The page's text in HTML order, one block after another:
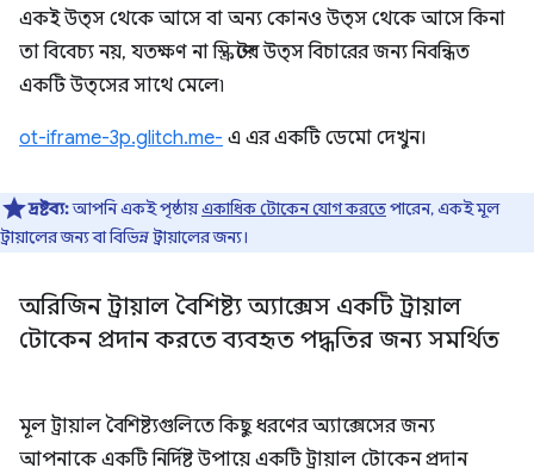
একই উত্স থেকে আসে বা অন্য কোনও উত্স থেকে আসে কিনা
তা বিবেচ্য নয়, যতক্ষণ না স্ক্রিপ্টের উত্স বিচারের জন্য নিবন্ধিত
একটি উত্সের সাথে মেলে৷
ot-iframe-3p.glitch.me- এ এর একটি ডেমো দেখুন।
দ্রষ্টব্য:আপনি একই পৃষ্ঠায়একাধিক টোকেন যোগ করতেপারেন, একই মূল
ট্রায়ালের জন্য বা বিভিন্ন ট্রায়ালের জন্য।
অরিজিন ট্রায়াল বৈশিষ্ট্য অ্যাক্সেস একটি ট্রায়াল
টোকেন প্রদান করতে ব্যবহৃত পদ্ধতির জন্য সমর্থিত
মূল ট্রায়াল বৈশিষ্ট্যগুলিতে কিছু ধরণের অ্যাক্সেসের জন্য
আপনাকে একটি নির্দিষ্ট উপায়ে একটি ট্রায়াল টোকেন প্রদান